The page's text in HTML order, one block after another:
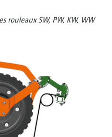
rouleaux SW, PW, KW, WW